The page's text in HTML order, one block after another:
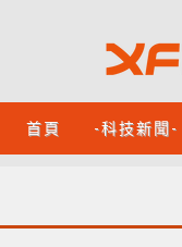
首頁 -科技新聞-